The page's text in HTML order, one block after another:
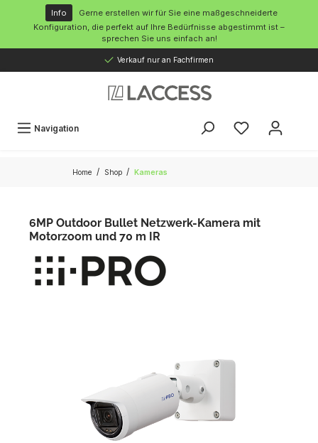
springen
Info
Gerne erstellen wir für Sie eine maßgeschneiderte
Konfiguration, die perfekt auf Ihre Bedürfnisse abgestimmt ist –
sprechen Sie uns einfach an!
Verkauf nur an Fachfirmen
Navigation
Home / Shop / Kameras
6MP Outdoor Bullet Netzwerk-Kamera mit
Motorzoom und 70 m IR